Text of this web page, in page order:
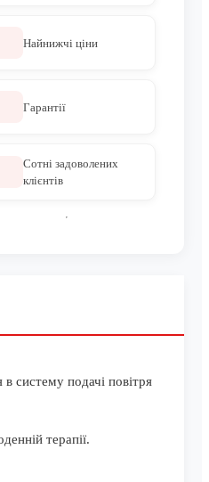
Найнижчі ціни
Гарантії
Сотні задоволених
клієнтів
систему подачі повітря
терапії.